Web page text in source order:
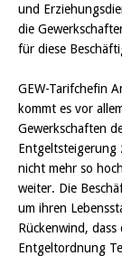
und
die
für diese
GEW-Tarifchefin
kommt es vor
Gewerkschaften
Entgeltsteigerung
nicht mehr so
weiter. Die
um ihren
Rückenwind,
Entgeltordnung